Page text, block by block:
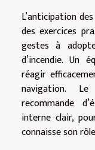
L’anticipation
des exercices
gestes à
d’incendie. Un
réagir
navigation.
recommande
interne clair,
connaisse son